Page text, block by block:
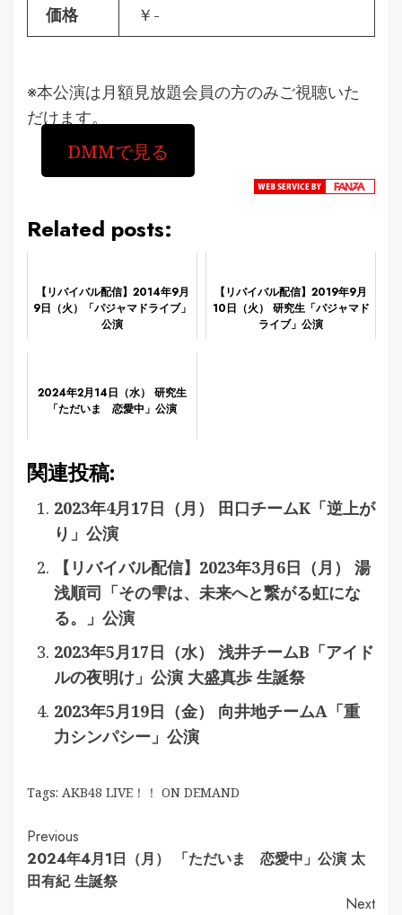
価格 ￥-
※本公演は月額見放題会員の方のみご視聴いた
だけます。
DMMで見る
Related posts:
【リバイバル配信】2014年9月
9日（火）「パジャマドライブ」
公演
【リバイバル配信】2019年9月
10日（火） 研究生「パジャマド
ライブ」公演
2024年2月14日（水） 研究生
「ただいま 恋愛中」公演
関連投稿:
2023年4月17日（月） 田口チームK「逆上が
り」公演
【リバイバル配信】2023年3月6日（月） 湯
浅順司「その雫は、未来へと繋がる虹にな
る。」公演
2023年5月17日（水） 浅井チームB「アイド
ルの夜明け」公演 大盛真歩 生誕祭
2023年5月19日（金） 向井地チームA「重
力シンパシー」公演
Tags: AKB48 LIVE！！ ON DEMAND
Continue
Reading
Previous
2024年4月1日（月） 「ただいま 恋愛中」公演 太
田有紀 生誕祭
Next